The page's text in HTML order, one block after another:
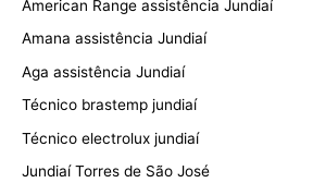
American Range assistência Jundiaí
Amana assistência Jundiaí
Aga assistência Jundiaí
Técnico brastemp jundiaí
Técnico electrolux jundiaí
Jundiaí Torres de São José